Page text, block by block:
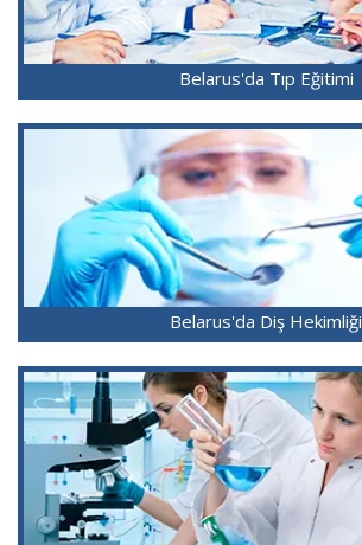
Belarus'da Tıp Eğitimi
Belarus'da Diş Hekimliği